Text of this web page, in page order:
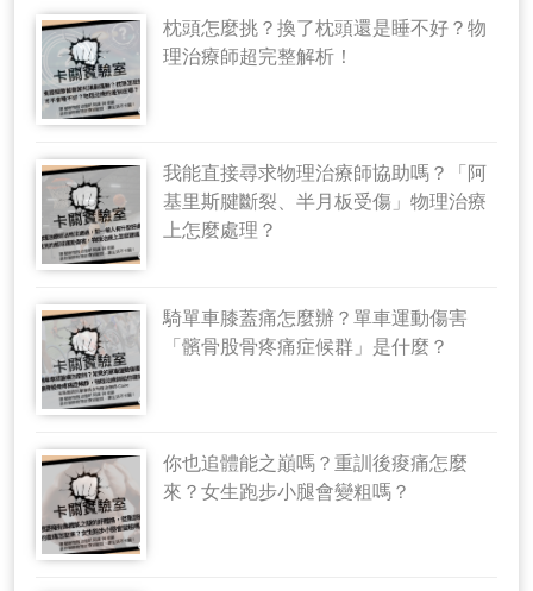
枕頭怎麼挑？換了枕頭還是睡不好？物
理治療師超完整解析！
我能直接尋求物理治療師協助嗎？「阿
基里斯腱斷裂、半月板受傷」物理治療
上怎麼處理？
騎單車膝蓋痛怎麼辦？單車運動傷害
「髕骨股骨疼痛症候群」是什麼？
你也追體能之巔嗎？重訓後痠痛怎麼
來？女生跑步小腿會變粗嗎？